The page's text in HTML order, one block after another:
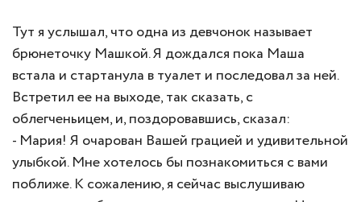
Тут я услышал, что одна из девчонок называет
брюнеточку Машкой. Я дождался пока Маша
встала и стартанула в туалет и последовал за ней.
Встретил ее на выходе, так сказать, с
облегченьицем, и, поздоровавшись, сказал:
- Мария! Я очарован Вашей грацией и удивительной
улыбкой. Мне хотелось бы познакомиться с вами
поближе. К сожалению, я сейчас выслушиваю